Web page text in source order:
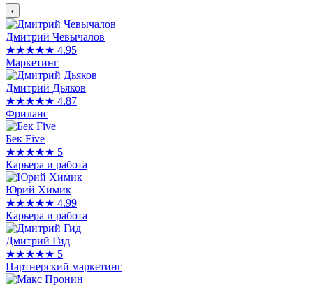
‹
Дмитрий Чевычалов
★★★★★ 4.95
Маркетинг
Дмитрий Дьяков
★★★★★ 4.87
Фриланс
Бек Five
★★★★★ 5
Карьера и работа
Юрий Химик
★★★★★ 4.99
Карьера и работа
Дмитрий Гид
★★★★★ 5
Партнерский маркетинг